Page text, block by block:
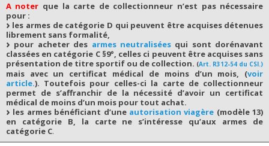
A noter que la carte de collectionneur n’est pas nécessaire
pour :
les armes de catégorie D qui peuvent être acquises détenues
librement sans formalité,
pour acheter des armes neutraliséesqui sont dorénavant
classées en catégorie C §9°, celles ci peuvent être acquises sans
présentation de titre sportif ou de collection. (Art. R312-54 du CSI.)
mais avec un certificat médical de moins d’un mois, (voir
article.). Toutefois pour celles-ci la carte de collectionneur
permet de s’affranchir de la nécessité d’avoir un certificat
médical de moins d’un mois pour tout achat.
les armes bénéficiant d’une autorisation viagère (modèle 13)
en catégorie B, la carte ne s’intéresse qu’aux armes de
catégorie C.